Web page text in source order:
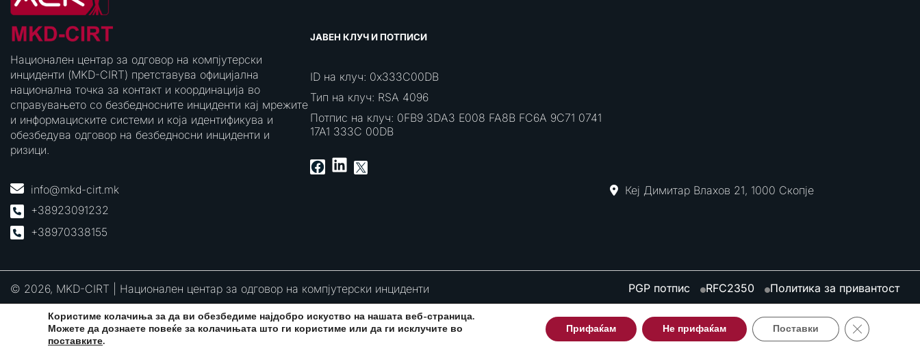
Користиме колачиња за да ви обезбедиме најдобро искуство на нашата веб-страница.
Можете да дознаете повеќе за колачињата што ги користиме или да ги исклучите во
поставките.
Прифаќам Не прифаќам Поставки Close GDPR
Национален центар за одговор на компјутерски
инциденти (MKD-CIRT) претставува официјална
национална точка за контакт и координација во
справувањето со безбедносните инциденти кај мрежите
и информациските системи и која идентификува и
обезбедува одговор на безбедносни инциденти и
ризици.
info@mkd-cirt.mk
+38923091232
+38970338155
ЈАВЕН КЛУЧ И ПОТПИСИ
ID на клуч: 0x333C00DB
Тип на клуч: RSA 4096
Потпис на клуч: 0FB9 3DA3 E008 FA8B FC6A 9C71 0741
17A1 333C 00DB
Facebook
LinkedIn
X
Кеј Димитар Влахов 21, 1000 Скопје
© 2026, MKD-CIRT | Национален центар за одговор на компјутерски инциденти PGP потпис RFC2350 Политика за привантост
Развиено од: